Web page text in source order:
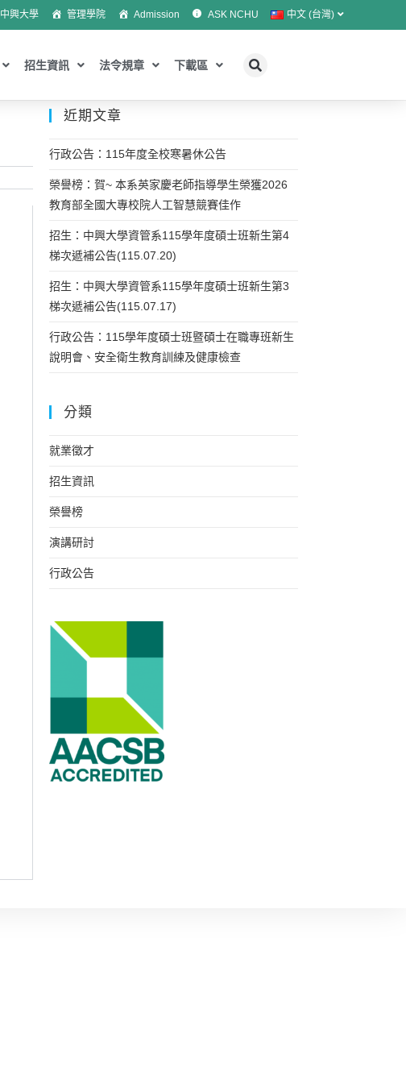
中興大學 管理學院 Admission ASK NCHU 中文 (台灣)
招生資訊 法令規章 下載區
近期文章
行政公告：115年度全校寒暑休公告
榮譽榜：賀~ 本系英家慶老師指導學生榮獲2026
教育部全國大專校院人工智慧競賽佳作
招生：中興大學資管系115學年度碩士班新生第4
梯次遞補公告(115.07.20)
招生：中興大學資管系115學年度碩士班新生第3
梯次遞補公告(115.07.17)
行政公告：115學年度碩士班暨碩士在職專班新生
說明會、安全衛生教育訓練及健康檢查
分類
就業徵才
招生資訊
榮譽榜
演講研討
行政公告